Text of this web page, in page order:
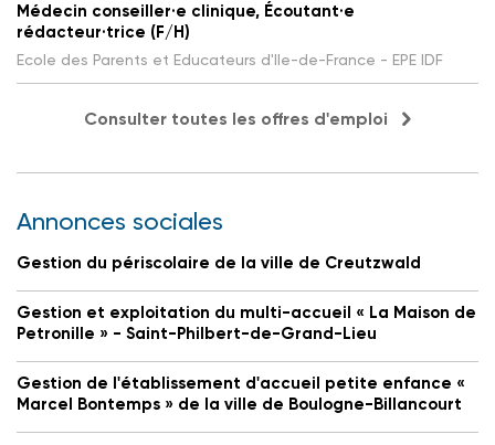
Médecin conseiller·e clinique, Écoutant·e
rédacteur·trice (F/H)
Ecole des Parents et Educateurs d'Ile-de-France - EPE IDF
Consulter toutes les offres d'emploi
Annonces sociales
Gestion du périscolaire de la ville de Creutzwald
Gestion et exploitation du multi-accueil « La Maison de
Petronille » - Saint-Philbert-de-Grand-Lieu
Gestion de l'établissement d'accueil petite enfance «
Marcel Bontemps » de la ville de Boulogne-Billancourt